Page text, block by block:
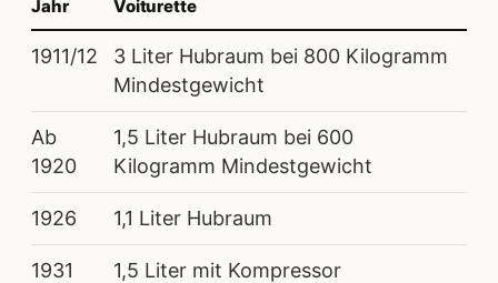
Jahr Voiturette
1911/12
3 Liter Hubraum bei 800 Kilogramm
Mindestgewicht
Ab
1920
1,5 Liter Hubraum bei 600
Kilogramm Mindestgewicht
1926 1,1 Liter Hubraum
1931 1,5 Liter mit Kompressor